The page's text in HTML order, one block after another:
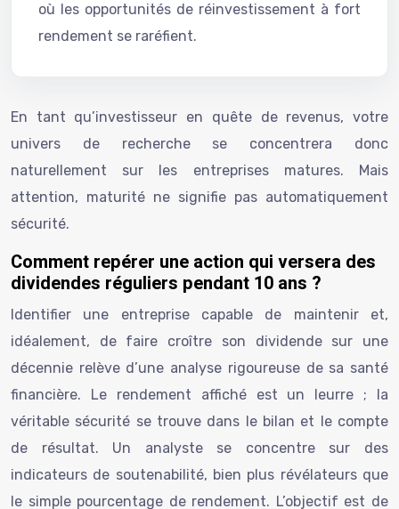
où les opportunités de réinvestissement à fort
rendement se raréfient.
En tant qu’investisseur en quête de revenus, votre
univers de recherche se concentrera donc
naturellement sur les entreprises matures. Mais
attention, maturité ne signifie pas automatiquement
sécurité.
Comment repérer une action qui versera des
dividendes réguliers pendant 10 ans ?
Identifier une entreprise capable de maintenir et,
idéalement, de faire croître son dividende sur une
décennie relève d’une analyse rigoureuse de sa santé
financière. Le rendement affiché est un leurre ; la
véritable sécurité se trouve dans le bilan et le compte
de résultat. Un analyste se concentre sur des
indicateurs de soutenabilité, bien plus révélateurs que
le simple pourcentage de rendement. L’objectif est de